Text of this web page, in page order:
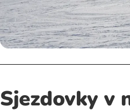
Sjezdovky v